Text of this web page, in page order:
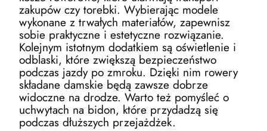
zakupów czy torebki. Wybierając modele
wykonane z trwałych materiałów, zapewnisz
sobie praktyczne i estetyczne rozwiązanie.
Kolejnym istotnym dodatkiem są oświetlenie i
odblaski, które zwiększą bezpieczeństwo
podczas jazdy po zmroku. Dzięki nim rowery
składane damskie będą zawsze dobrze
widoczne na drodze. Warto też pomyśleć o
uchwytach na bidon, które przydadzą się
podczas dłuższych przejażdżek.